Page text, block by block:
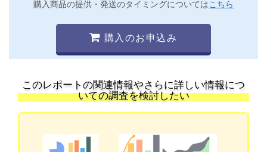
購入商品の提供・発送のタイミングについてはこちら
購入のお申込み
このレポートの関連情報やさらに詳しい情報につ
いての調査を検討したい